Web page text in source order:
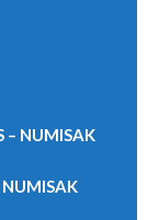
NUMISAK